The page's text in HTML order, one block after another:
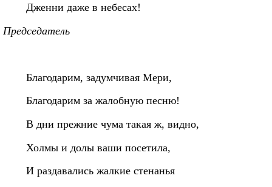
Дженни даже в небесах!
Председатель
Благодарим, задумчивая Мери,
Благодарим за жалобную песню!
В дни прежние чума такая ж, видно,
Холмы и долы ваши посетила,
И раздавались жалкие стенанья